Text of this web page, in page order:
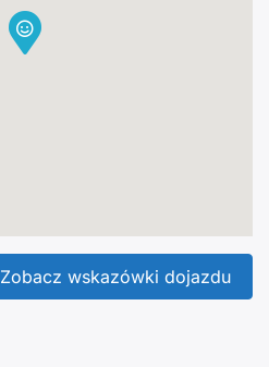
Zobacz wskazówki dojazdu